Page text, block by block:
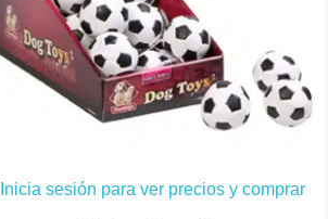
Inicia sesión para ver precios y comprar